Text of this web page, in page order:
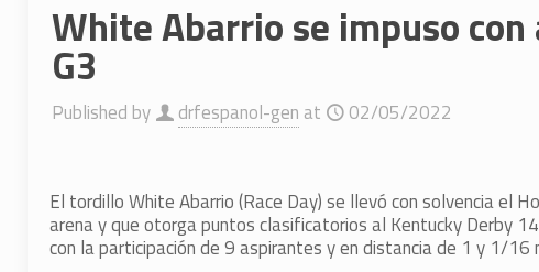
White Abarrio se impuso
G3
Published by drfespanol-gen at 02/05/2022
El tordillo White Abarrio (Race Day) se llevó con solvencia el
arena y que otorga puntos clasificatorios al Kentucky Derby
con la participación de 9 aspirantes y en distancia de 1 y 1/16